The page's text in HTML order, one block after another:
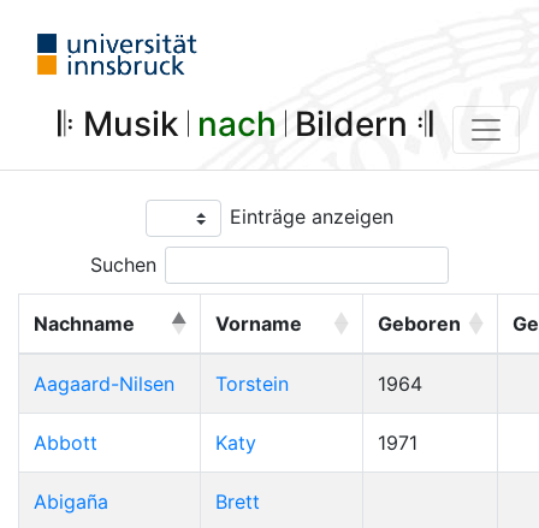
𝄆 Musik 𝄀 nach 𝄀 Bildern 𝄇
Einträge anzeigen
Suchen
Nachname Vorname Geboren
Aagaard-Nilsen Torstein 1964
Abbott Katy 1971
Abigaña Brett